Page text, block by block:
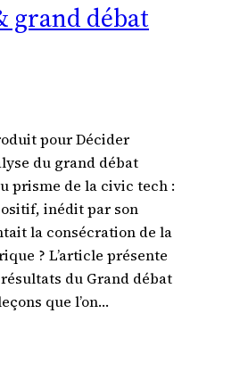
grand débat
pour Décider
du grand débat
prisme de la civic tech :
inédit par son
la consécration de la
? L’article présente
du Grand débat
que l’on…